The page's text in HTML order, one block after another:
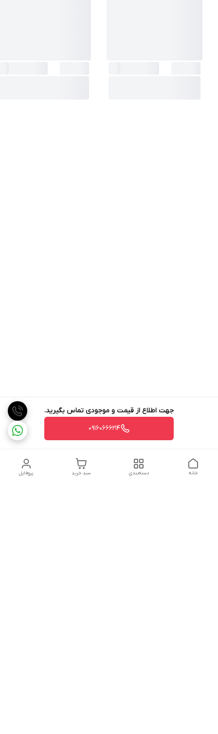
جهت اطلاع از قیمت و موجودی تماس بگیرید.
09160666214
پروفایل سبد خرید دسته‌بندی خانه